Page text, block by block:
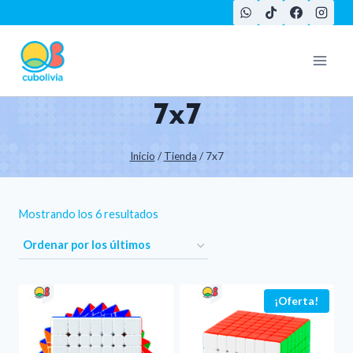
contenido
7x7
Inicio / Tienda / 7x7
Mostrando los 6 resultados
los
¡Oferta!